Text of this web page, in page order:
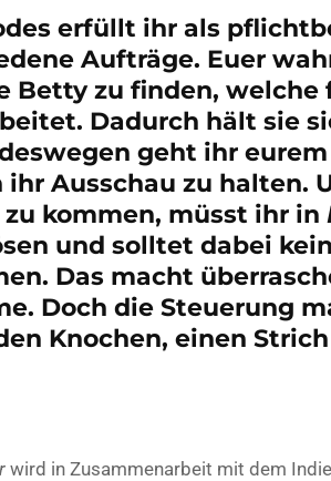
erfüllt ihr als
Aufträge. Euer
Betty zu finden, welche
Dadurch hält sie
geht ihr
Ausschau zu halten.
kommen, müsst ihr in
und solltet dabei
Das macht
Doch die Steuerung
Knochen, einen
wird in Zusammenarbeit mit dem